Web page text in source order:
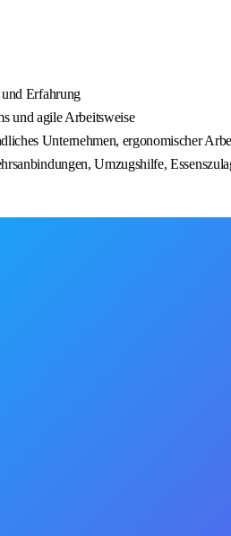
Erfahrung
und agile Arbeitsweise
Unternehmen, ergonomischer
Umzugshilfe,